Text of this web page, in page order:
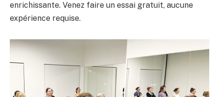
enrichissante. Venez faire un essai gratuit, aucune
expérience requise.